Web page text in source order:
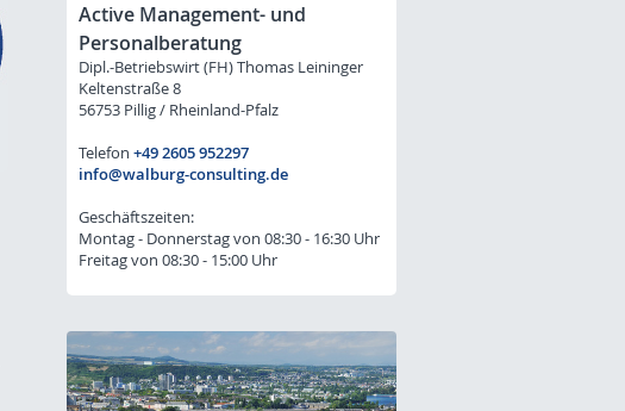
Active Management- und
Personalberatung
Dipl.-Betriebswirt (FH) Thomas Leininger
Keltenstraße 8
56753 Pillig / Rheinland-Pfalz
Telefon +49 2605 952297
info@walburg-consulting.de
Geschäftszeiten:
Montag - Donnerstag von 08:30 - 16:30 Uhr
Freitag von 08:30 - 15:00 Uhr